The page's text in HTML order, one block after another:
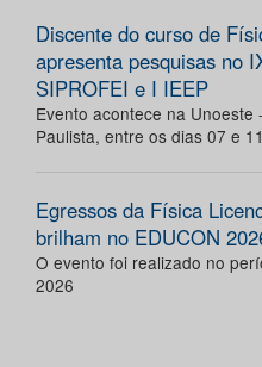
Discente do curso de
apresenta pesquisas no
SIPROFEI e I IEEP
Evento acontece na
Paulista, entre os dias 07 e
Egressos da Física
brilham no EDUCON
O evento foi realizado no
2026